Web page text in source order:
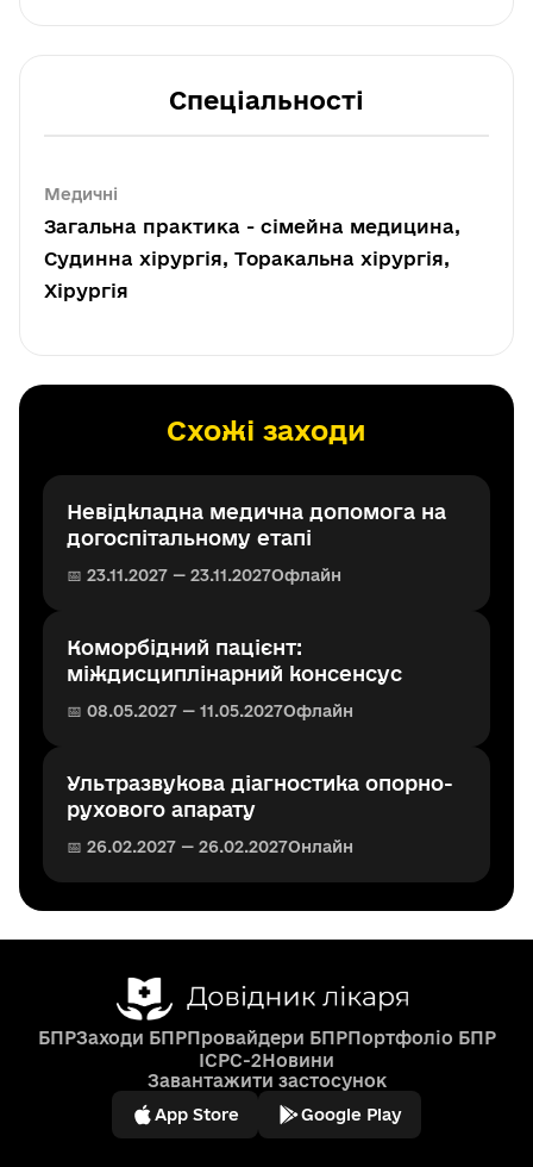
Спеціальності
Медичні
Загальна практика - сімейна медицина,
Судинна хірургія, Торакальна хірургія,
Хірургія
Схожі заходи
Невідкладна медична допомога на
догоспітальному етапі
📅 23.11.2027 — 23.11.2027Офлайн
Коморбідний пацієнт:
міждисциплінарний консенсус
📅 08.05.2027 — 11.05.2027Офлайн
Ультразвукова діагностика опорно-
рухового апарату
📅 26.02.2027 — 26.02.2027Онлайн
БПРЗаходи БПРПровайдери БПРПортфоліо БПР
ICPC-2Новини
Завантажити застосунок
App Store Google Play